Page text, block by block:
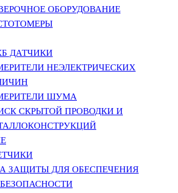
ОБОРУДОВАНИЕ
ДАТЧИКИ
НЕЭЛЕКТРИЧЕСКИХ
ШУМА
СКРЫТОЙ ПРОВОДКИ И
ЗАЩИТЫ ДЛЯ ОБЕСПЕЧЕНИЯ